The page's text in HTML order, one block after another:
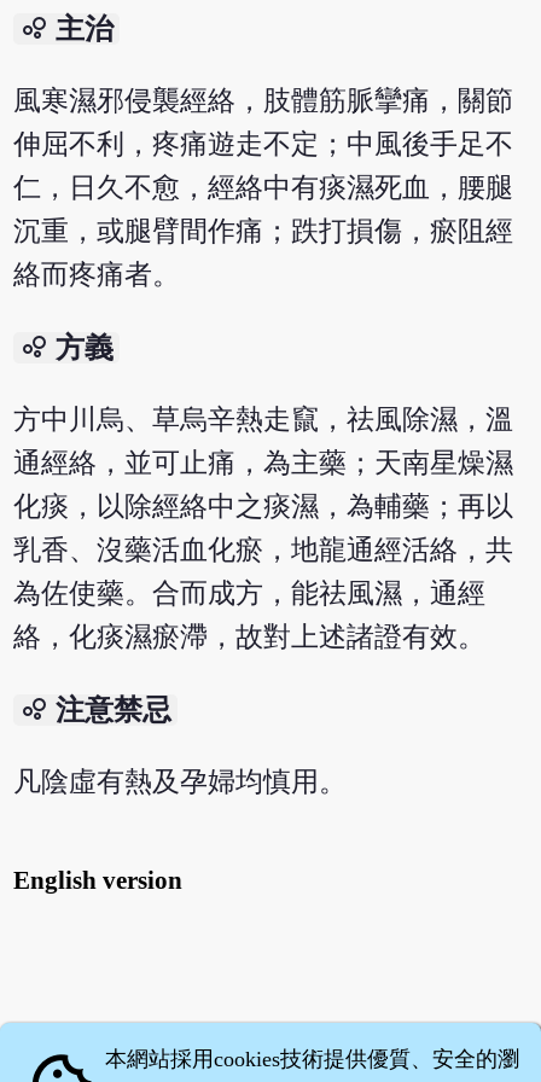
bubble_chart 主治
風寒濕邪侵襲經絡，肢體筋脈攣痛，關節
伸屈不利，疼痛遊走不定；中風後手足不
仁，日久不愈，經絡中有痰濕死血，腰腿
沉重，或腿臂間作痛；跌打損傷，瘀阻經
絡而疼痛者。
bubble_chart 方義
方中川烏、草烏辛熱走竄，祛風除濕，溫
通經絡，並可止痛，為主藥；天南星燥濕
化痰，以除經絡中之痰濕，為輔藥；再以
乳香、沒藥活血化瘀，地龍通經活絡，共
為佐使藥。合而成方，能祛風濕，通經
絡，化痰濕瘀滯，故對上述諸證有效。
bubble_chart 注意禁忌
凡陰虛有熱及孕婦均慎用。
English version
本網站採用cookies技術提供優質、安全的瀏